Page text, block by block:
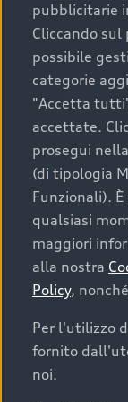
Scegliere
convenienza,
acquisto sicuro,
determinanti
marchio. Audi
Prima Scelta :plus
Cosa
auto
I requisiti
acquistare
pubblicitarie
Cliccando sul
possibile
categorie
"Accetta
accettate.
prosegui
(di tipologia
Funzionali).
qualsiasi
maggiori
alla nostra
Policy,
Per l'utilizzo
fornito
noi.